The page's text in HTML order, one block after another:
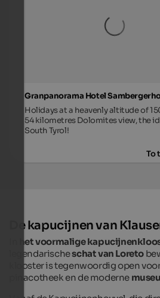
Granpanorama Hotel
Holidays at a heavenly altitude of
54 kilometres Dolomites view, the
South Tyrol!
To
De kapucijnen van
het voormalige
legendarischeschat van Loreto
klooster is tegenwoordig open
pinacotheek en de moderne